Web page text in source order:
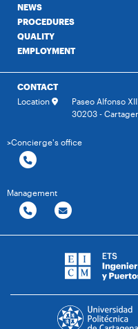
NEWS
PROCEDURES
QUALITY
EMPLOYMENT
CONTACT
Location
Paseo Alfonso
30203 -
>Concierge's office
Management